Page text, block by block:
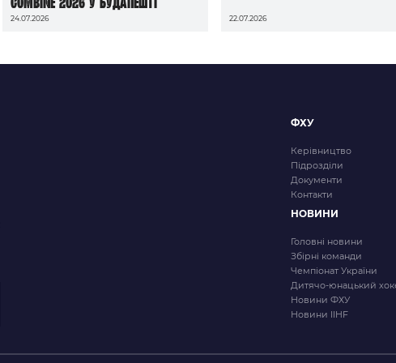
24.07.2026 22.07.2026
ФХУ
Керівництво
Підрозділи
Документи
Контакти
НОВИНИ
Головні новини
Збірні команди
Чемпіонат України
Дитячо-юнацький
Новини ФХУ
Новини IIHF